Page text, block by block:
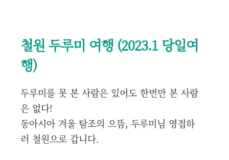
철원 두루미 여행 (2023.1 당일여
행)
두루미를 못 본 사람은 있어도 한번만 본 사람
은 없다!
동아시아 겨울 탐조의 으뜸, 두루미님 영접하
러 철원으로 갑니다.